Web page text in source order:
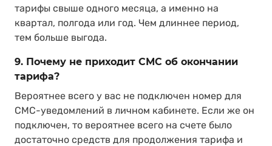
тарифы свыше одного месяца, а именно на
квартал, полгода или год. Чем длиннее период,
тем больше выгода.
9. Почему не приходит СМС об окончании
тарифа?
Вероятнее всего у вас не подключен номер для
СМС-уведомлений в личном кабинете. Если же он
подключен, то вероятнее всего на счете было
достаточно средств для продолжения тарифа и